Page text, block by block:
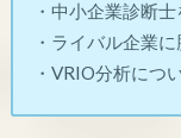
・中小企業診断
・ライバル企業
・VRIO分析につ